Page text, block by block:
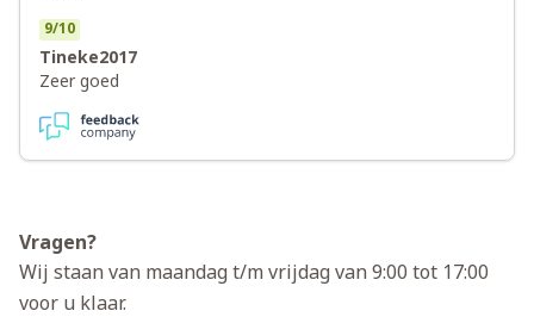
9/10
Tineke2017
Zeer goed
Vragen?
Wij staan van maandag t/m vrijdag van 9:00 tot 17:00
voor u klaar.